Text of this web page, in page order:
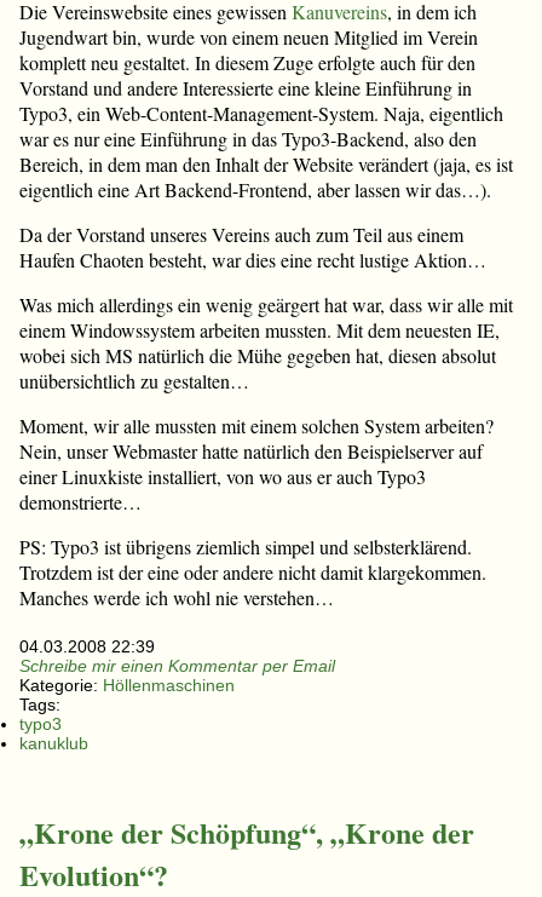
Die Vereinswebsite eines gewissen Kanuvereins, in dem ich
Jugendwart bin, wurde von einem neuen Mitglied im Verein
komplett neu gestaltet. In diesem Zuge erfolgte auch für den
Vorstand und andere Interessierte eine kleine Einführung in
Typo3, ein Web-Content-Management-System. Naja, eigentlich
war es nur eine Einführung in das Typo3-Backend, also den
Bereich, in dem man den Inhalt der Website verändert (jaja, es ist
eigentlich eine Art Backend-Frontend, aber lassen wir das…).
Da der Vorstand unseres Vereins auch zum Teil aus einem
Haufen Chaoten besteht, war dies eine recht lustige Aktion…
Was mich allerdings ein wenig geärgert hat war, dass wir alle mit
einem Windowssystem arbeiten mussten. Mit dem neuesten IE,
wobei sich MS natürlich die Mühe gegeben hat, diesen absolut
unübersichtlich zu gestalten…
Moment, wir alle mussten mit einem solchen System arbeiten?
Nein, unser Webmaster hatte natürlich den Beispielserver auf
einer Linuxkiste installiert, von wo aus er auch Typo3
demonstrierte…
PS: Typo3 ist übrigens ziemlich simpel und selbsterklärend.
Trotzdem ist der eine oder andere nicht damit klargekommen.
Manches werde ich wohl nie verstehen…
04.03.2008 22:39
Schreibe mir einen Kommentar per Email
Kategorie: Höllenmaschinen
Tags:
typo3
kanuklub
„Krone der Schöpfung“, „Krone der
Evolution“?